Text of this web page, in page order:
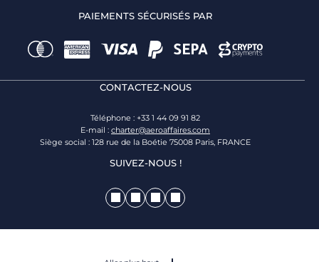
PAIEMENTS SÉCURISÉS PAR
CONTACTEZ-NOUS
Téléphone : +33 1 44 09 91 82
E-mail : charter@aeroaffaires.com
Siège social : 128 rue de la Boétie 75008 Paris, FRANCE
SUIVEZ-NOUS !